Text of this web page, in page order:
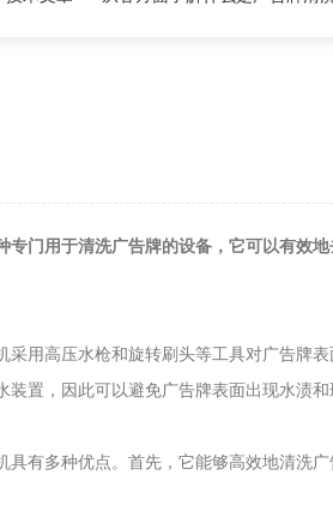
专门用于清洗广告牌的设备，它可以有效
高压水枪和旋转刷头等工具对广告牌表
装置，因此可以避免广告牌表面出现水渍
有多种优点。首先，它能够高效地清洗广